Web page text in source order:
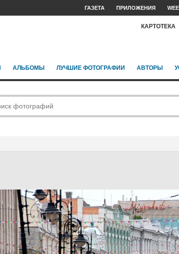
ГАЗЕТА ПРИЛОЖЕНИЯ
КАРТОТЕКА
АЛЬБОМЫ ЛУЧШИЕ ФОТОГРАФИИ АВТОРЫ